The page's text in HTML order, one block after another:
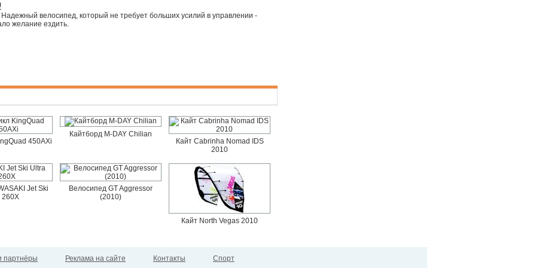
велосипед, который не требует больших усилий в управлении -
желание ездить.
450AXi
Кайтборд M-DAY Chilian
Кайт Cabrinha Nomad IDS
2010
Jet Ski
260X
Велосипед GT Aggressor
(2010)
Кайт North Vegas 2010
партнёры Реклама на сайте Контакты Спорт